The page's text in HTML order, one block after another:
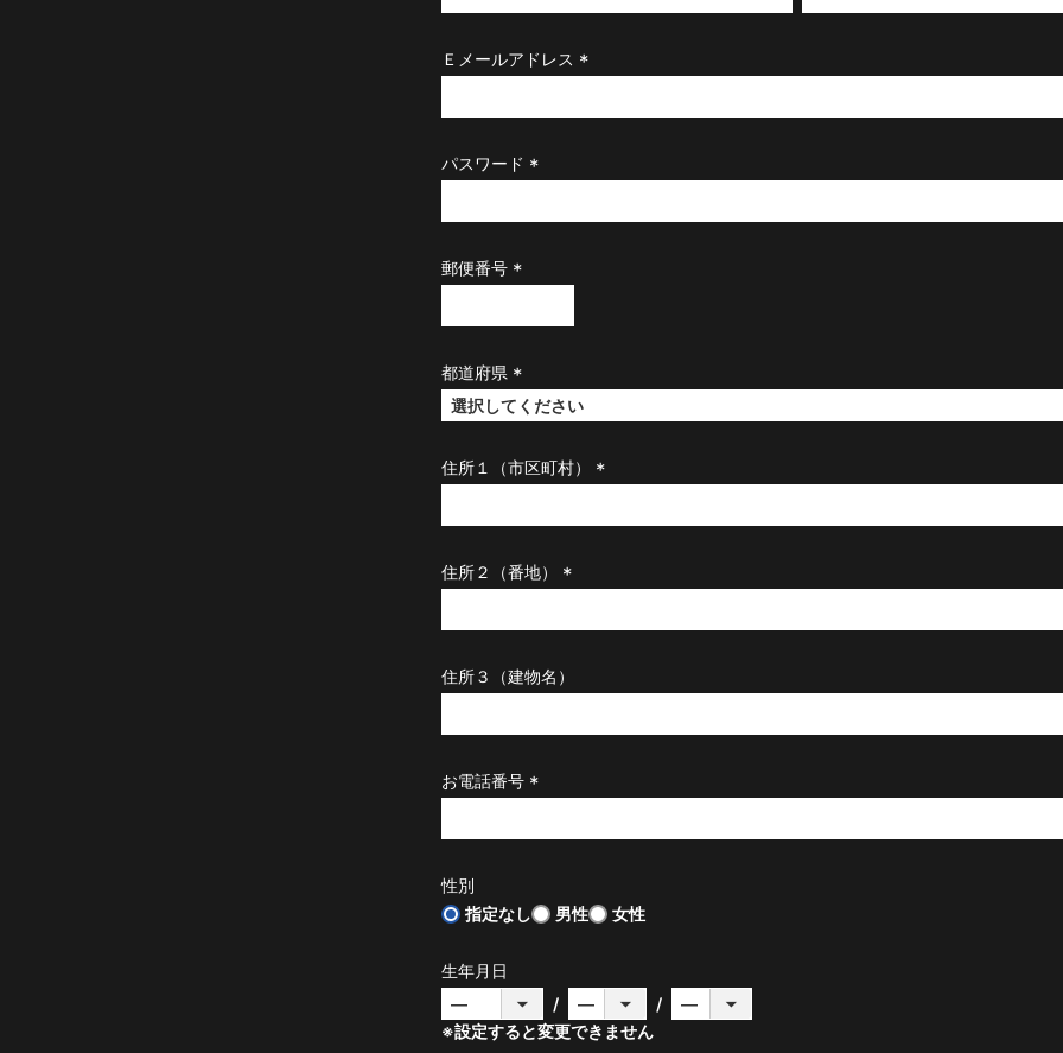
)
Ｅメールアドレス
パスワード
郵便番号
)
都道府県
(
必
)
住所１（市区町村）
住所２（番地）
住所３（建物名）
お電話番号
性別
指定なし
男性 女性
生年月日
※設定すると変更できません